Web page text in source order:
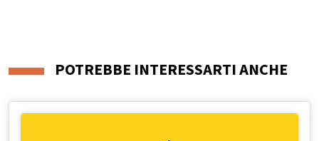
POTREBBE INTERESSARTI ANCHE